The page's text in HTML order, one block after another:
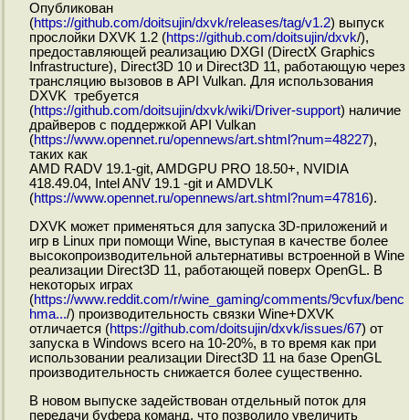
Опубликован
(https://github.com/doitsujin/dxvk/releases/tag/v1.2) выпуск
прослойки DXVK 1.2 (https://github.com/doitsujin/dxvk/),
предоставляющей реализацию DXGI (DirectX Graphics
Infrastructure), Direct3D 10 и Direct3D 11, работающую через
трансляцию вызовов в API Vulkan. Для использования
DXVK требуется
(https://github.com/doitsujin/dxvk/wiki/Driver-support) наличие
драйверов с поддержкой API Vulkan
(https://www.opennet.ru/opennews/art.shtml?num=48227),
таких как
AMD RADV 19.1-git, AMDGPU PRO 18.50+, NVIDIA
418.49.04, Intel ANV 19.1 -git и AMDVLK
(https://www.opennet.ru/opennews/art.shtml?num=47816).
DXVK может применяться для запуска 3D-приложений и
игр в Linux при помощи Wine, выступая в качестве более
высокопроизводительной альтернативы встроенной в Wine
реализации Direct3D 11, работающей поверх OpenGL. В
некоторых играх
(https://www.reddit.com/r/wine_gaming/comments/9cvfux/benc
hma.../) производительность связки Wine+DXVK
отличается (https://github.com/doitsujin/dxvk/issues/67) от
запуска в Windows всего на 10-20%, в то время как при
использовании реализации Direct3D 11 на базе OpenGL
производительность снижается более существенно.
В новом выпуске задействован отдельный поток для
передачи буфера команд, что позволило увеличить